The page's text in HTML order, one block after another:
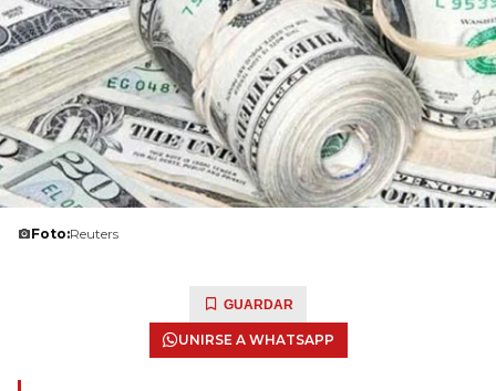
Foto:Reuters
GUARDAR
UNIRSE A WHATSAPP